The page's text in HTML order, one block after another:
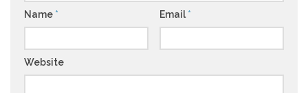
Name * Email *
Website